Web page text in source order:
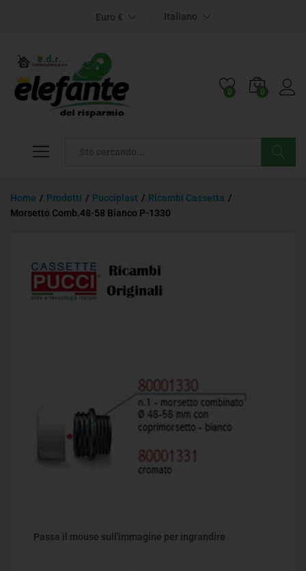
Euro € Italiano
0 0
Home / Prodotti / Pucciplast / Ricambi Cassetta /
Morsetto Comb.48-58 Bianco P-1330
Passa il mouse sull'immagine per ingrandire